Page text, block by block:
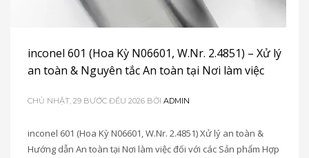
inconel 601 (Hoa Kỳ N06601, W.Nr. 2.4851) – Xử lý
an toàn & Nguyên tắc An toàn tại Nơi làm việc
CHỦ NHẬT, 29 BƯỚC ĐỀU 2026 BỞI ADMIN
inconel 601 (Hoa Kỳ N06601, W.Nr. 2.4851) Xử lý an toàn &
Hướng dẫn An toàn tại Nơi làm việc đối với các Sản phẩm Hợp